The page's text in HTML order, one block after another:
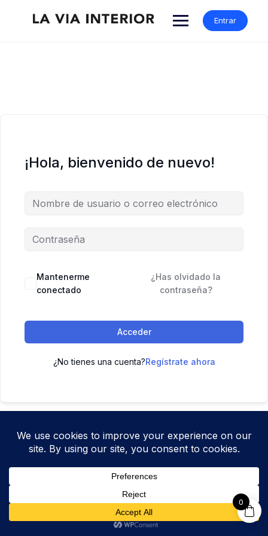
Entrar
¡Hola, bienvenido de nuevo!
Mantenerme
conectado
¿Has olvidado la
contraseña?
Acceder
¿No tienes una cuenta?Regístrate ahora
0